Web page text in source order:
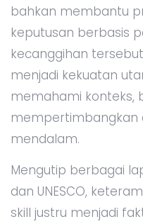
bahkan membantu
keputusan berbasis
kecanggihan
menjadi kekuatan
memahami konteks,
mempertimbangkan
mendalam.
Mengutip berbagai
dan UNESCO,
skill justru menjadi